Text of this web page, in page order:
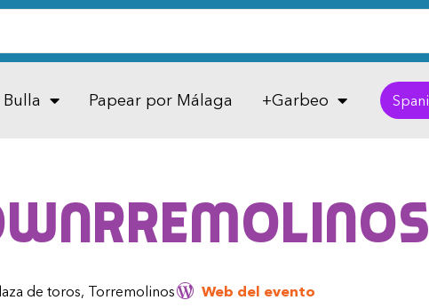
Papear por Málaga +Garbeo
de toros, Torremolinos Web del evento